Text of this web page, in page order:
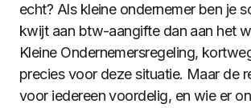
echt? Als kleine ondernemer ben je
kwijt aan btw-aangifte dan aan het
Kleine Ondernemersregeling,
precies voor deze situatie. Maar de
voor iedereen voordelig, en wie er